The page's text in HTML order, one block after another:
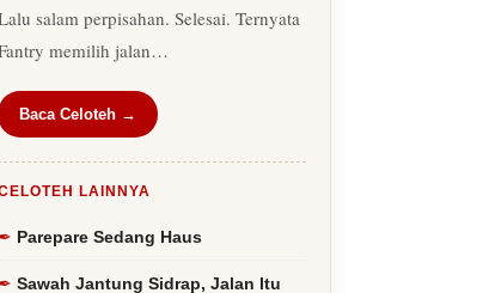
salam perpisahan. Selesai. Ternyata
memilih jalan…
Baca Celoteh →
LAINNYA
Parepare Sedang Haus
Sawah Jantung Sidrap, Jalan Itu